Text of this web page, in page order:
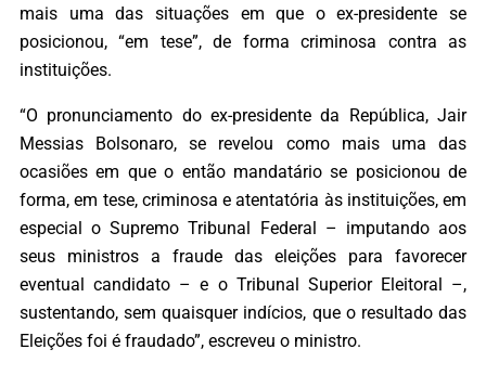
mais uma das situações em que o ex-presidente se
posicionou, “em tese”, de forma criminosa contra as
instituições.
“O pronunciamento do ex-presidente da República, Jair
Messias Bolsonaro, se revelou como mais uma das
ocasiões em que o então mandatário se posicionou de
forma, em tese, criminosa e atentatória às instituições, em
especial o Supremo Tribunal Federal – imputando aos
seus ministros a fraude das eleições para favorecer
eventual candidato – e o Tribunal Superior Eleitoral –,
sustentando, sem quaisquer indícios, que o resultado das
Eleições foi é fraudado”, escreveu o ministro.